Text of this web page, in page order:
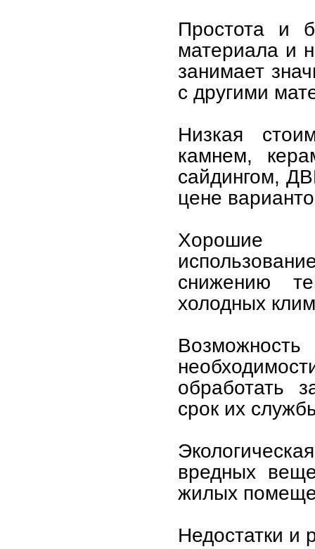
Простота и
материала и
занимает
с другими
Низкая
камнем,
сайдингом,
цене
Хорошие
снижению
холодных
обработать
срок их
вредных
жилых
Недостатки и